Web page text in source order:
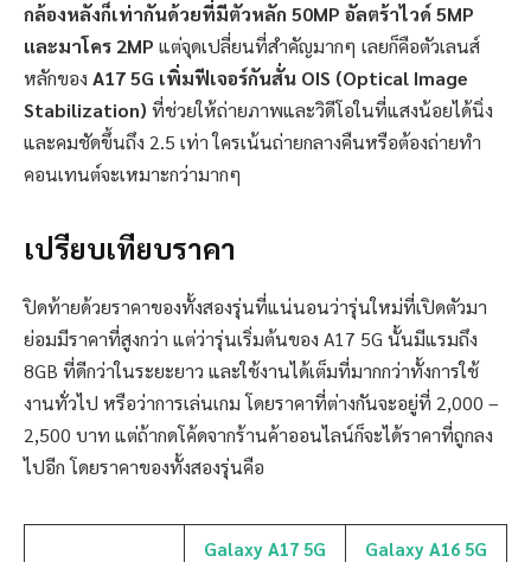
กล้องหลังก็เท่ากันด้วยที่มีตัวหลัก 50MP อัลตร้าไวด์ 5MP
และมาโคร 2MP แต่จุดเปลี่ยนที่สำคัญมากๆ เลยก็คือตัวเลนส์
หลักของ A17 5G เพิ่มฟีเจอร์กันสั่น OIS (Optical Image
Stabilization) ที่ช่วยให้ถ่ายภาพและวิดีโอในที่แสงน้อยได้นิ่ง
และคมชัดขึ้นถึง 2.5 เท่า ใครเน้นถ่ายกลางคืนหรือต้องถ่ายทำ
คอนเทนต์จะเหมาะกว่ามากๆ
เปรียบเทียบราคา
ปิดท้ายด้วยราคาของทั้งสองรุ่นที่แน่นอนว่ารุ่นใหม่ที่เปิดตัวมา
ย่อมมีราคาที่สูงกว่า แต่ว่ารุ่นเริ่มต้นของ A17 5G นั้นมีแรมถึง
8GB ที่ดีกว่าในระยะยาว และใช้งานได้เต็มที่มากกว่าทั้งการใช้
งานทั่วไป หรือว่าการเล่นเกม โดยราคาที่ต่างกันจะอยู่ที่ 2,000 –
2,500 บาท แต่ถ้ากดโค้ดจากร้านค้าออนไลน์ก็จะได้ราคาที่ถูกลง
ไปอีก โดยราคาของทั้งสองรุ่นคือ
Galaxy A17 5G Galaxy A16 5G